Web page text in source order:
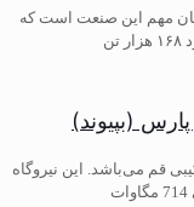
مهم این صنعت است که
(بپیوند)
قم می‌باشد. این نیروگاه